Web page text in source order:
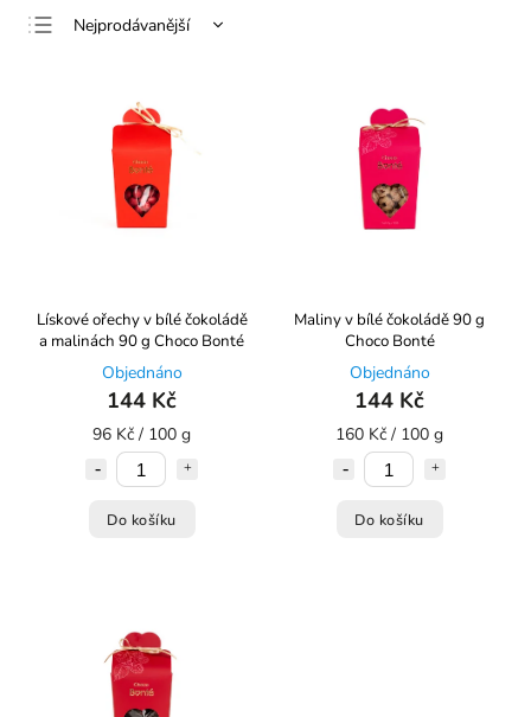
Nejprodávanější
Nejdražší
Abecedně
Lískové ořechy v bílé čokoládě
a malinách 90 g Choco Bonté
Objednáno
144 Kč
96 Kč / 100 g
Do košíku
Maliny v bílé čokoládě 90 g
Choco Bonté
Objednáno
144 Kč
160 Kč / 100 g
Do košíku